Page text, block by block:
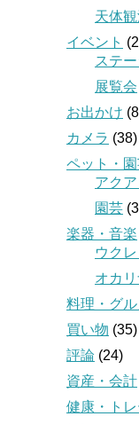
天体観
イベント
ステ
展覧会
お出かけ
カメラ (38)
ペット・
アク
園芸
楽器・音楽
ウクレ
オカ
料理・グル
買い物 (35)
評論 (24)
資産・会計
健康・ト